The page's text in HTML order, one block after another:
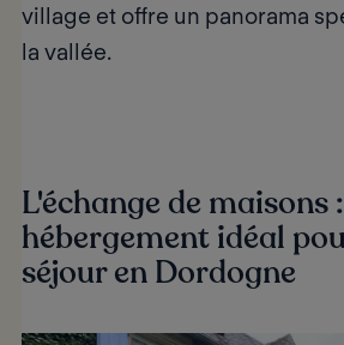
village et offre un panorama
la vallée.
L'échange de maisons
hébergement idéal
séjour en Dordogne